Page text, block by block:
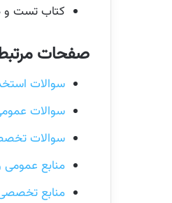
کتاب تست و
صفحات
سوالات
سوالات
سوالات
منابع
منابع